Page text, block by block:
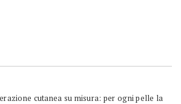
cutanea su misura: per ogni pelle la